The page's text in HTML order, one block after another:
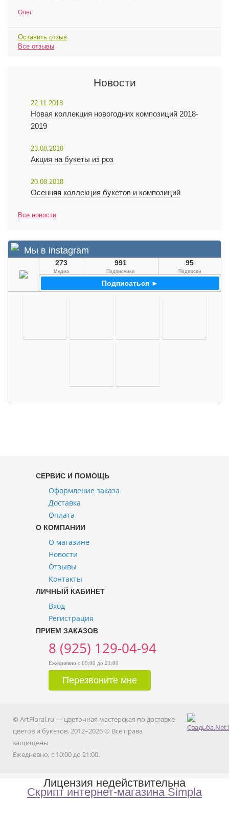
Олег
Оставить отзыв
Все отзывы
Новости
22.11.2018
Новая коллекция новогодних композиций 2018-
2019
23.08.2018
Акция на букеты из роз
20.08.2018
Осенняя коллекция букетов и композиций
Все новости
Мы в instagram
273
Медиа
991
Подписчики
95
Подписки
Подписаться ►
СЕРВИС И ПОМОЩЬ
Оформление заказа
Доставка
Оплата
О КОМПАНИИ
О магазине
Новости
Отзывы
Контакты
ЛИЧНЫЙ КАБИНЕТ
Вход
Регистрация
ПРИЕМ ЗАКАЗОВ
8 (925) 129-04-94
Ежедневно с 09:00 до 21:00
© ArtFloral.ru — цветочная мастерская по доставке
цветов и букетов. 2012–2026 © Все права
защищены
Ежедневно, с 10:00 до 21:00.
Лицензия недействительна
Скрипт интернет-магазина Simpla